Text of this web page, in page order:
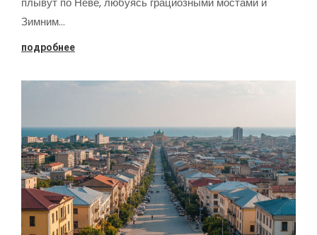
Зимним…
подробнее